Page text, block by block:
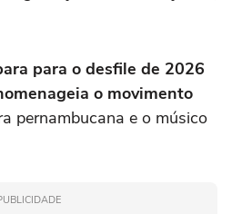
para o desfile de 2026
o movimento
pernambucana e o músico